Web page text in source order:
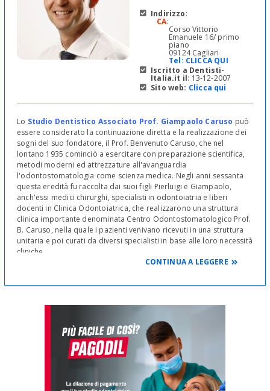
Indirizzo:
CA:
Corso Vittorio
Emanuele 16/ primo
piano
09124 Cagliari
Tel: CLICCA QUI
Iscritto a Dentisti-
Italia.it il: 13-12-2007
Sito web: Clicca qui
Lo Studio Dentistico Associato Prof. Giampaolo Caruso può
essere considerato la continuazione diretta e la realizzazione dei
sogni del suo fondatore, il Prof. Benvenuto Caruso, che nel
lontano 1935 cominciò a esercitare con preparazione scientifica,
metodi moderni ed attrezzature all'avanguardia
l'odontostomatologia come scienza medica. Negli anni sessanta
questa eredità fu raccolta dai suoi figli Pierluigi e Giampaolo,
anch'essi medici chirurghi, specialisti in odontoiatria e liberi
docenti in Clinica Odontoiatrica, che realizzarono una struttura
clinica importante denominata Centro Odontostomatologico Prof.
B. Caruso, nella quale i pazienti venivano ricevuti in una struttura
unitaria e poi curati da diversi specialisti in base alle loro necessità
cliniche.
Gabriele eBeatrice.
Coerentemente con il proprio passato, lo Studio Dentistico
Associato Prof. Giampaolo Caruso ha voluto conservare
l'impostazione, ritenuta professionalmente più utile per i pazienti,
CONTINUA A LEGGERE